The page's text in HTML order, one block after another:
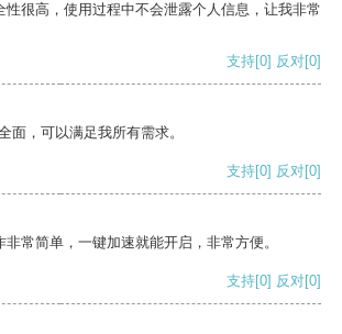
性很高，使用过程中不会泄露个人信息，让我非常
支持[0] 反对[0]
面，可以满足我所有需求。
支持[0] 反对[0]
常简单，一键加速就能开启，非常方便。
支持[0] 反对[0]